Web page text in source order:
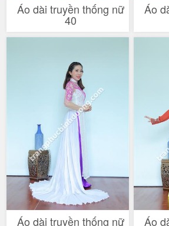
Áo dài truyền thống nữ
40
Áo
Áo dài truyền thống nữ Áo